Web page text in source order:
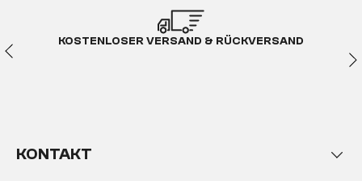
KOSTENLOSER VERSAND & RÜCKVERSAND
KONTAKT